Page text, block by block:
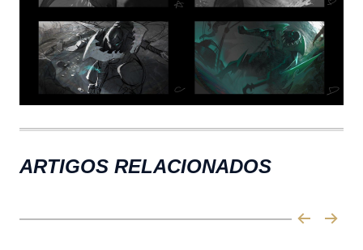
ARTIGOS RELACIONADOS